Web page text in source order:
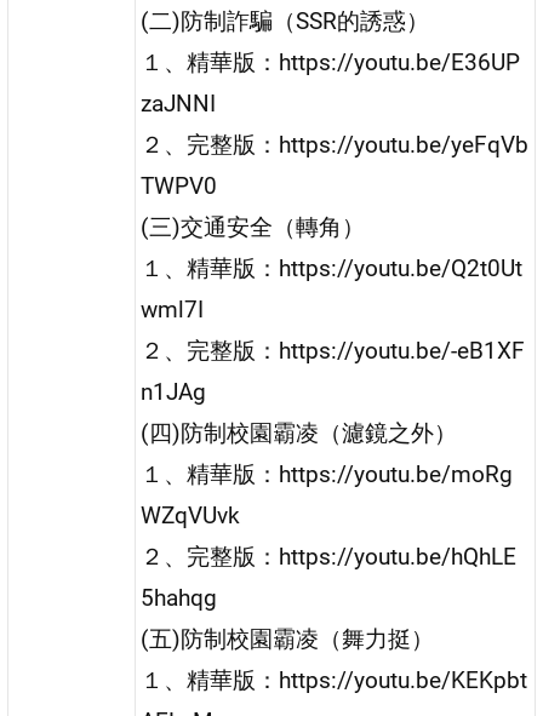
(二)防制詐騙（SSR的誘惑）
１、精華版：https://youtu.be/E36UP
zaJNNI
２、完整版：https://youtu.be/yeFqVb
TWPV0
(三)交通安全（轉角）
１、精華版：https://youtu.be/Q2t0Ut
wml7I
２、完整版：https://youtu.be/-eB1XF
n1JAg
(四)防制校園霸凌（濾鏡之外）
１、精華版：https://youtu.be/moRg
WZqVUvk
２、完整版：https://youtu.be/hQhLE
5hahqg
(五)防制校園霸凌（舞力挺）
１、精華版：https://youtu.be/KEKpbt